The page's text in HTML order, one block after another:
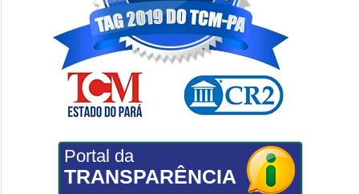
Portal da
TRANSPARÊNCIA